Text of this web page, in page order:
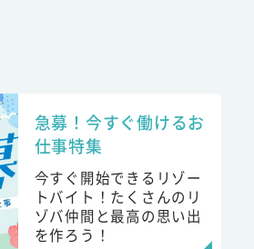
急募！今すぐ働けるお
仕事特集
今すぐ開始できるリゾー
トバイト！たくさんのリ
ゾバ仲間と最高の思い出
を作ろう！